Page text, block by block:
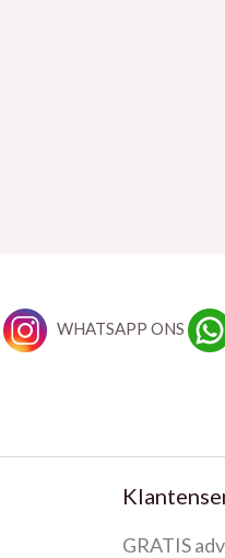
WHATSAPP ONS
GRATIS